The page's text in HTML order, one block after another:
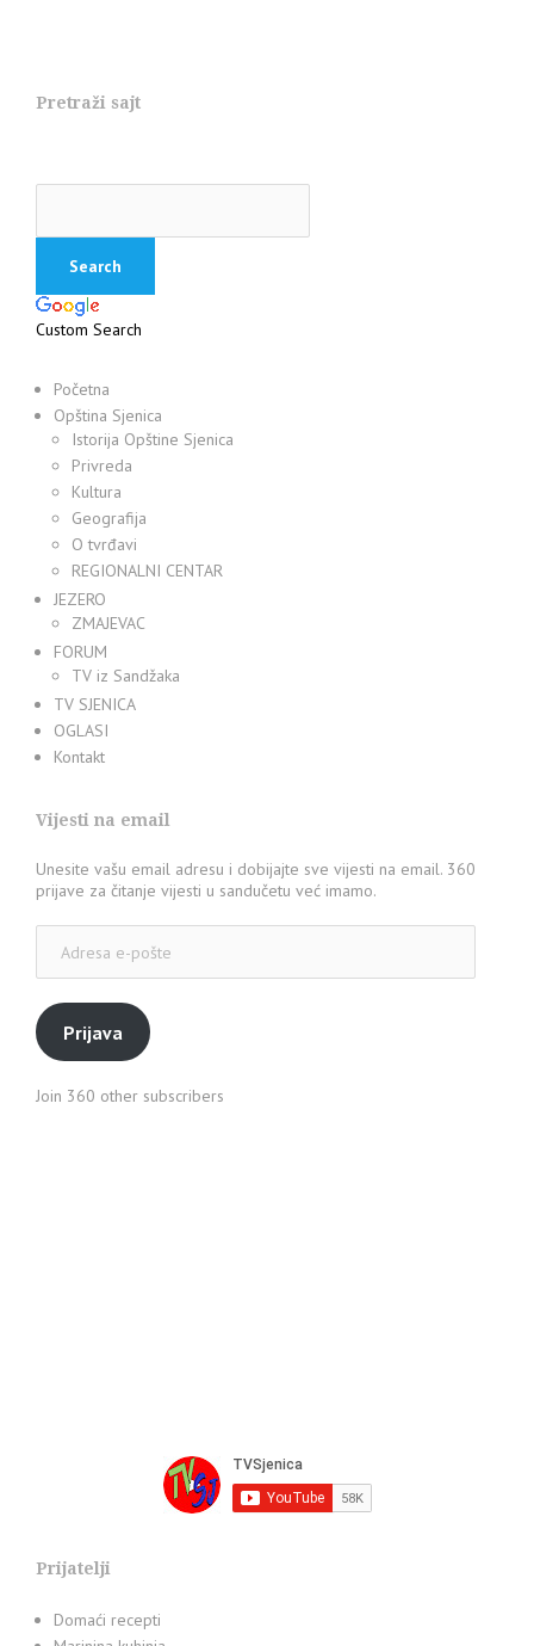
Pretraži sajt
Custom Search
Početna
Opština Sjenica
Istorija Opštine Sjenica
Privreda
Kultura
Geografija
O tvrđavi
REGIONALNI CENTAR
JEZERO
ZMAJEVAC
FORUM
TV iz Sandžaka
TV SJENICA
OGLASI
Kontakt
Vijesti na email
Unesite vašu email adresu i dobijajte sve vijesti na email. 360
prijave za čitanje vijesti u sandučetu već imamo.
pošte
Prijava
Join 360 other subscribers
Prijatelji
Domaći recepti